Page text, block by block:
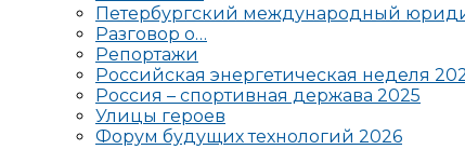
Петербургский международный
Разговор о…
Репортажи
Российская энергетическая неделя
Россия – спортивная держава 2025
Улицы героев
Форум будущих технологий 2026